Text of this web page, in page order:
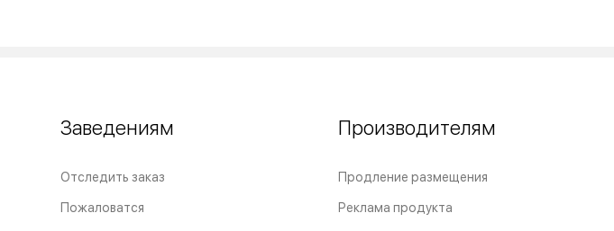
Заведениям
Отследить заказ
Пожаловатся
Производителям
Продление размещения
Реклама продукта